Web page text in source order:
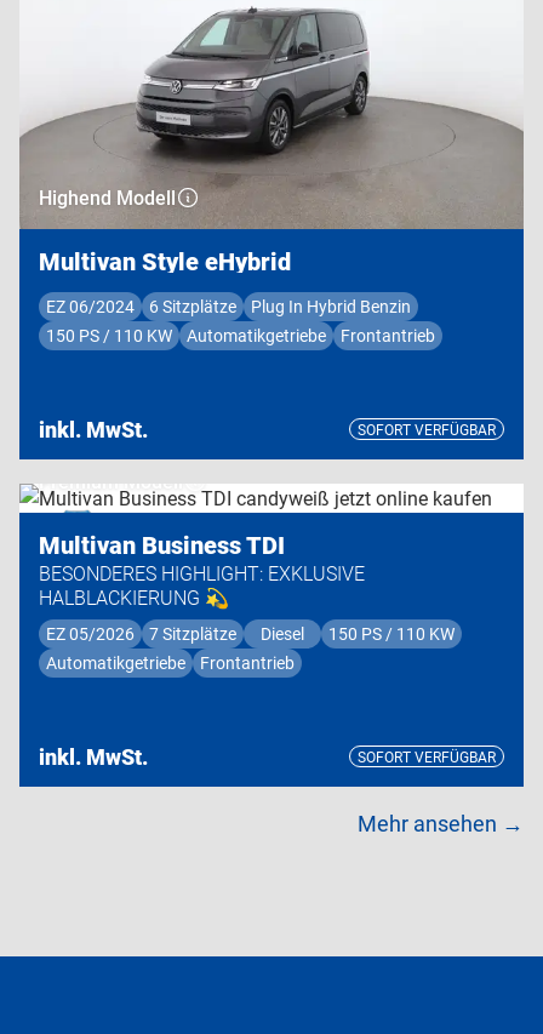
Highend Modell
Multivan Style eHybrid
EZ 06/2024 6 Sitzplätze
Plug In Hybrid Benzin
150 PS / 110 KW
Automatikgetriebe Frontantrieb
inkl. MwSt. SOFORT VERFÜGBAR
Premium Modell
Multivan Business TDI
BESONDERES HIGHLIGHT: EXKLUSIVE
HALBLACKIERUNG 💫
EZ 05/2026 7 Sitzplätze Diesel
150 PS / 110 KW
Automatikgetriebe
Frontantrieb
inkl. MwSt. SOFORT VERFÜGBAR
Mehr ansehen →